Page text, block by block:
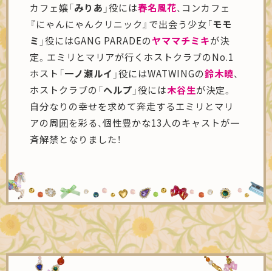
カフェ嬢「みりあ」役には春名風花、コンカフェ
『にゃんにゃんクリニック』で出会う少女「モモ
ミ」役にはGANG PARADEのヤママチミキが決
定。エミリとマリアが行くホストクラブのNo.1
ホスト 「一ノ瀬ルイ」役にはWATWINGの鈴木曉、
ホストクラブの 「ヘルプ」役には木谷生が決定。
自分なりの幸せを求めて奔走するエミリとマリ
アの周囲を彩る、個性豊かな13人のキャストが一
斉解禁となりました！